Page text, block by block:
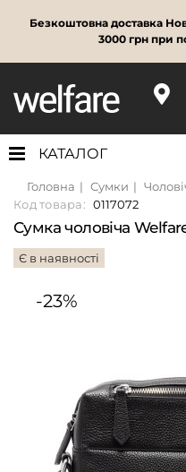
Безкоштовна доставка
3000 грн при
КАТАЛОГ
Головна Сумки
Код товара: 0117072
Сумка чоловіча
Є в наявності
-23%